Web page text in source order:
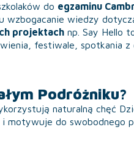
do egzaminu
wzbogacanie wiedzy
projektach np. Say Hello
festiwale, spotkania z
Podróżniku?
naturalną chęć
motywuje do swobodnego